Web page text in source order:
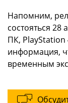
Напомним,
состояться 28
ПК, PlayStation
информация,
временным